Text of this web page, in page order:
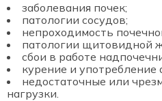
заболевания почек;
патологии сосудов;
непроходимость
патологии щитовидной
сбои в работе
курение и употребление
недостаточные или
нагрузки.